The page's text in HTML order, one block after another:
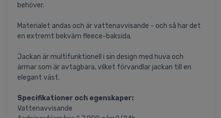
behöver.
Materialet andas och är vattenavvisande - och så har det
en extremt bekväm fleece-baksida.
Jackan är multifunktionell i sin design med huva och
ärmar som är avtagbara, vilket förvandlar jackan till en
elegant väst.
Specifikationer och egenskaper:
Vattenavvisande